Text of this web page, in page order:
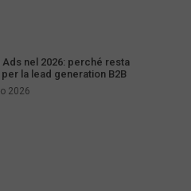
Ads nel 2026: perché resta
la lead generation B2B
2026